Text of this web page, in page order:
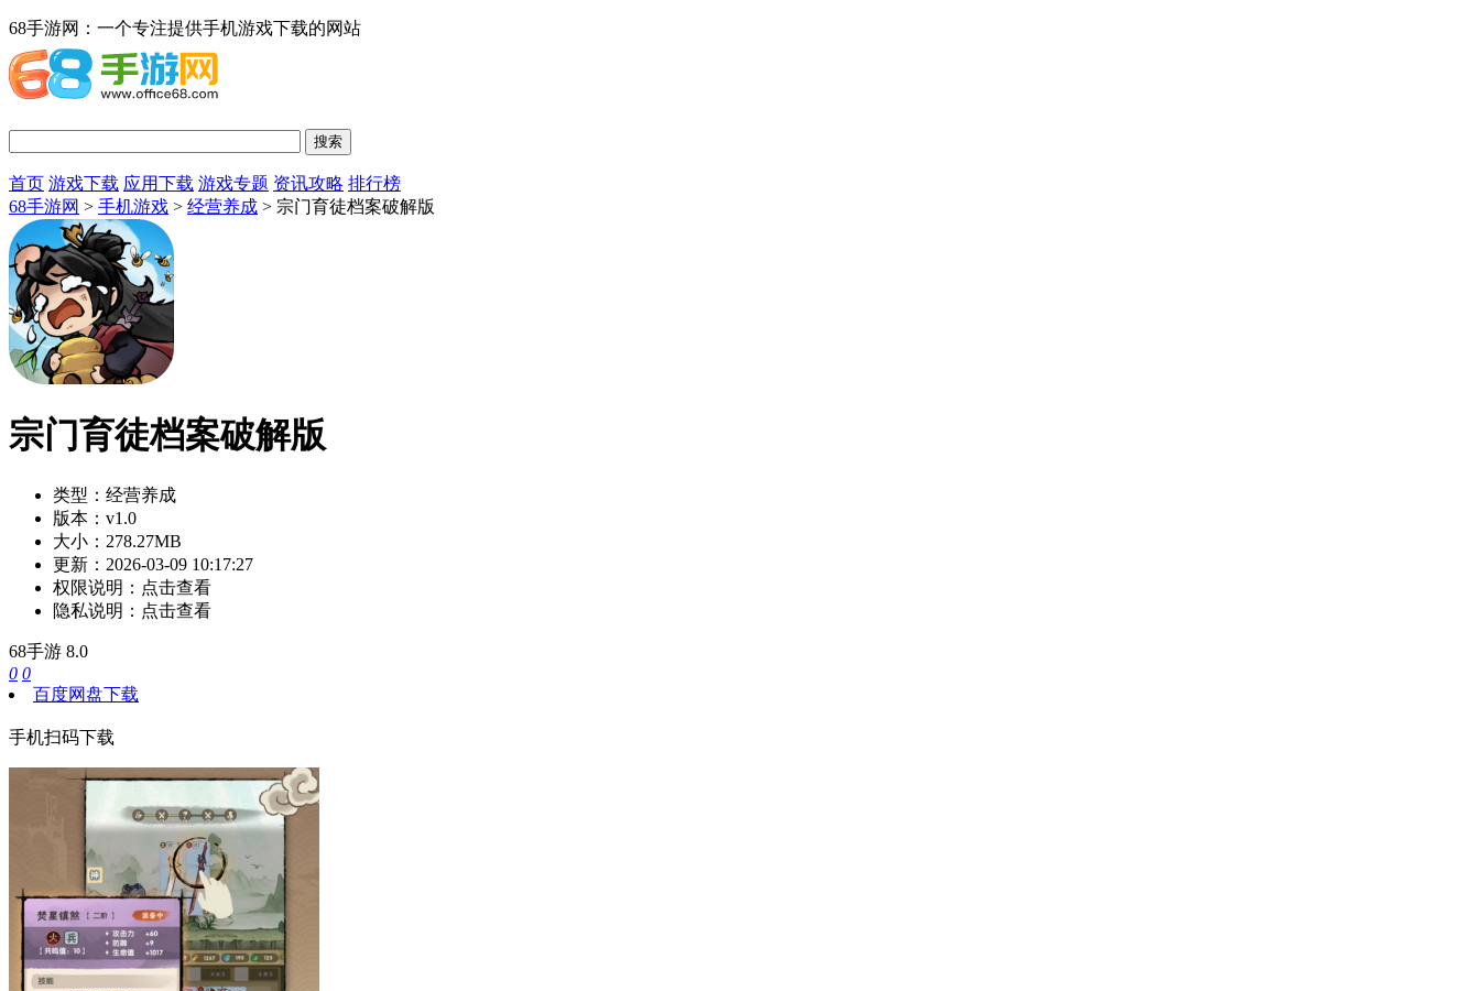
68手游网：一个专注提供手机游戏下载的网站
首页 游戏下载 应用下载 游戏专题 资讯攻略 排行榜
68手游网 > 手机游戏 > 经营养成 > 宗门育徒档案破解版
宗门育徒档案破解版
类型： 经营养成
版本： v1.0
大小： 278.27MB
更新： 2026-03-09 10:17:27
权限说明： 点击查看
隐私说明： 点击查看
68手游 8.0
0 0
百度网盘下载
手机扫码下载